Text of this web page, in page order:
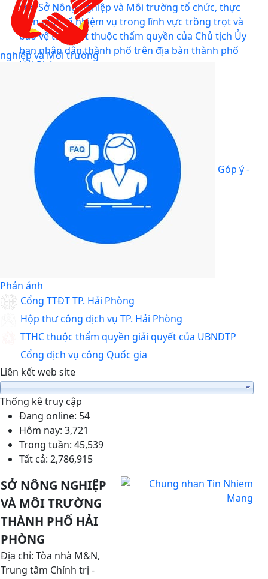
cho Sở Nông nghiệp và Môi trường tổ chức, thực
hiện một số nhiệm vụ trong lĩnh vực trồng trọt và
bảo vệ thực vật thuộc thẩm quyền của Chủ tịch Ủy
ban nhân dân thành phố trên địa bàn thành phố
Hải Phòng
nghiệp và Môi trường
Góp ý -
Phản ánh
Cổng TTĐT TP. Hải Phòng
Hộp thư công dịch vụ TP. Hải Phòng
TTHC thuộc thẩm quyền giải quyết của UBNDTP
Cổng dịch vụ công Quốc gia
Liên kết web site
Thống kê truy cập
Đang online: 54
Hôm nay: 3,721
Trong tuần: 45,539
Tất cả: 2,786,915
SỞ NÔNG NGHIỆP
VÀ MÔI TRƯỜNG
THÀNH PHỐ HẢI
PHÒNG
Địa chỉ: Tòa nhà M&N,
Trung tâm Chính trị -